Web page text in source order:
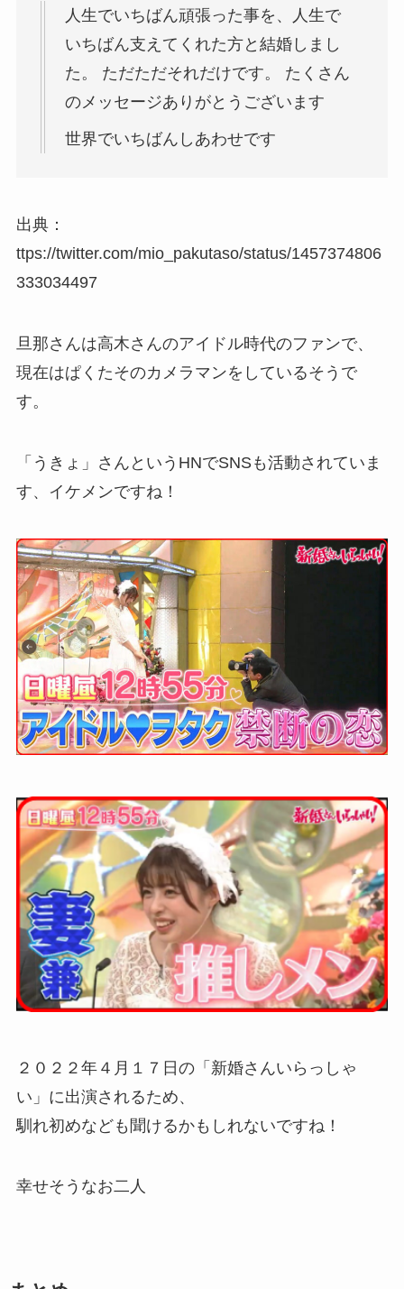
人生でいちばん頑張った事を、人生で
いちばん支えてくれた方と結婚しまし
た。 ただただそれだけです。 たくさん
のメッセージありがとうございます
世界でいちばんしあわせです
出典：
ttps://twitter.com/mio_pakutaso/status/1457374806
333034497
旦那さんは高木さんのアイドル時代のファンで、
現在はぱくたそのカメラマンをしているそうで
す。
「うきょ」さんというHNでSNSも活動されていま
す、イケメンですね！
２０２２年４月１７日の「新婚さんいらっしゃ
い」に出演されるため、
馴れ初めなども聞けるかもしれないですね！
幸せそうなお二人